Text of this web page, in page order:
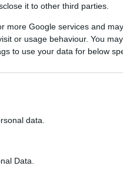
it to other third parties.
more Google services and
or usage behaviour. You
to use your data for below
data.
Data.